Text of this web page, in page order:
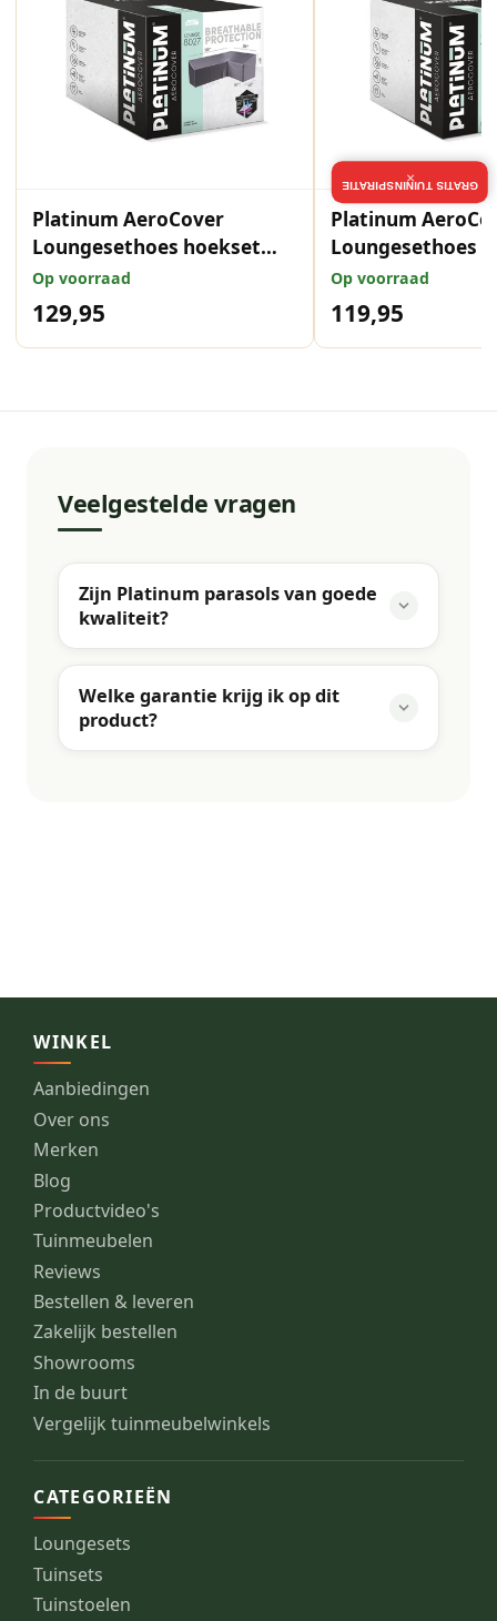
Platinum AeroCover
Loungesethoes hoekset
rechts
305x255x100xH65/90
Op voorraad
129,95
Platinum
Loungesethoes
rechts
Op voorraad
119,95
Veelgestelde vragen
Zijn Platinum parasols van goede
kwaliteit?
Welke garantie krijg ik op dit
product?
WINKEL
Aanbiedingen
Over ons
Merken
Blog
Productvideo's
Tuinmeubelen
Reviews
Bestellen & leveren
Zakelijk bestellen
Showrooms
In de buurt
Vergelijk tuinmeubelwinkels
CATEGORIEËN
Loungesets
Tuinsets
Tuinstoelen
GRATIS TUININSPIRATIE
×